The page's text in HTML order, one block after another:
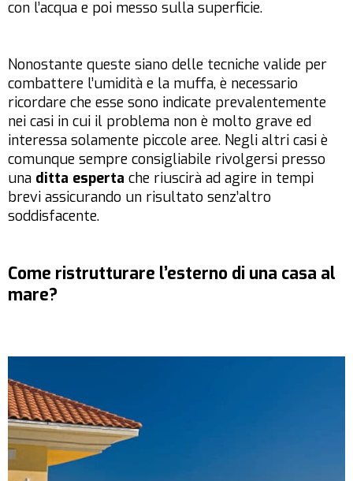
con l’acqua e poi messo sulla superficie.
Nonostante queste siano delle tecniche valide per
combattere l’umidità e la muffa, è necessario
ricordare che esse sono indicate prevalentemente
nei casi in cui il problema non è molto grave ed
interessa solamente piccole aree. Negli altri casi è
comunque sempre consigliabile rivolgersi presso
una ditta esperta che riuscirà ad agire in tempi
brevi assicurando un risultato senz’altro
soddisfacente.
Come ristrutturare l’esterno di una casa al
mare?